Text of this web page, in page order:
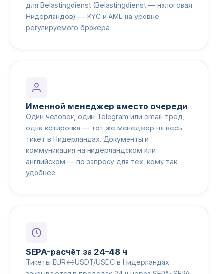
для Belastingdienst (Belastingdienst — налоговая
Нидерландов) — KYC и AML на уровне
регулируемого брокера.
Именной менеджер вместо очереди
Один человек, один Telegram или email-тред,
одна котировка — тот же менеджер на весь
тикет в Нидерландах. Документы и
коммуникация на нидерландском или
английском — по запросу для тех, кому так
удобнее.
SEPA-расчёт за 24–48 ч
Тикеты EUR↔USDT/USDC в Нидерландах